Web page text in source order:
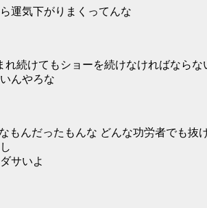
運気下がりまくってんな
続けてもショーを続けなければならな
んやろな
もんだったもんな どんな功労者でも
サいよ